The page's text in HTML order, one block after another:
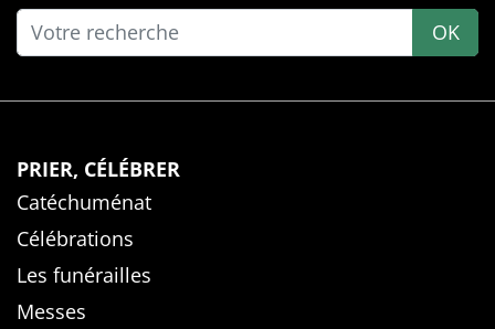
OK
PRIER, CÉLÉBRER
Catéchuménat
Célébrations
Les funérailles
Messes